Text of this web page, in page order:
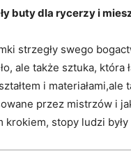
buty dla rycerzy i
strzegły ‌swego
⁣ale także ⁤sztuka,
i
przez mistrzów i
stopy ludzi